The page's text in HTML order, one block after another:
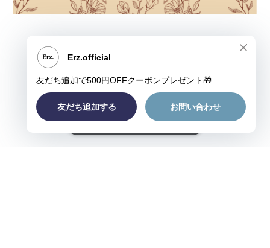
ショップに質問する